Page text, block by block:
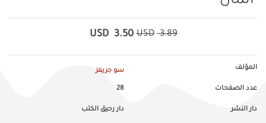
3.89
USD
3.50
USD
المؤلف سو جريفز
عدد الصفحات 28
دار النشر دار رحيق الكتب